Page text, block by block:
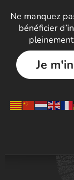
Ne manquez
bénéficier
Je